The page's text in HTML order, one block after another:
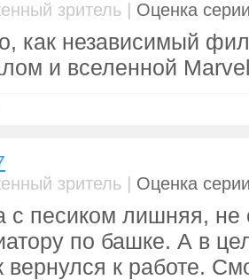
зритель | Оценка
как независимый
и вселенной
зритель | Оценка
с песиком лишняя, не
по башке. А в
вернулся к работе.